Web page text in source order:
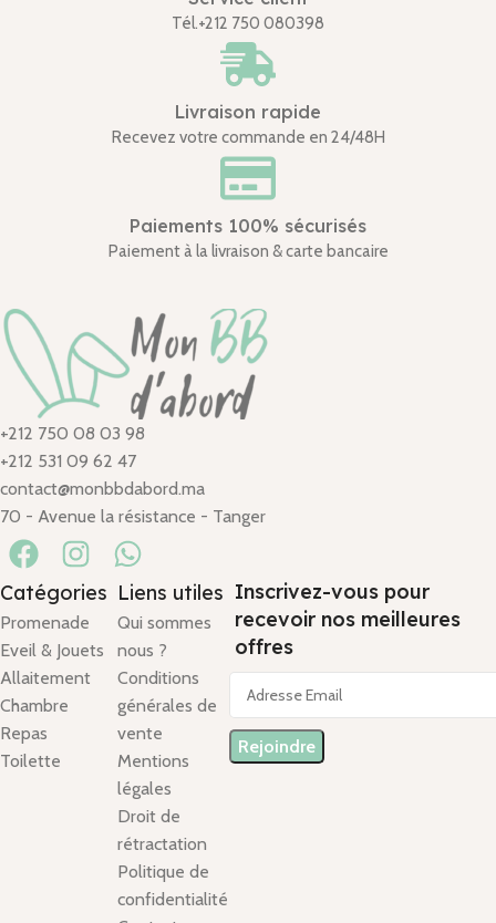
Tél.+212 750 080398
Livraison rapide
Recevez votre commande en 24/48H
Paiements 100% sécurisés
Paiement à la livraison & carte bancaire
+212 750 08 03 98
+212 531 09 62 47
contact@monbbdabord.ma
70 - Avenue la résistance - Tanger
Catégories
Promenade
Eveil & Jouets
Allaitement
Chambre
Repas
Toilette
Liens utiles
Qui sommes
nous ?
Conditions
générales de
vente
Mentions
légales
Droit de
rétractation
Politique de
confidentialité
Inscrivez-vous pour
recevoir nos meilleures
offres